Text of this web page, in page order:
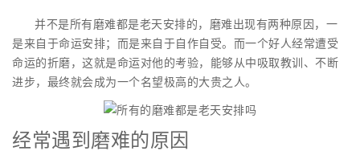
并不是所有磨难都是老天安排的，磨难出现有两种原因，一
是来自于命运安排；而是来自于自作自受。而一个好人经常遭受
命运的折磨，这就是命运对他的考验，能够从中吸取教训、不断
进步，最终就会成为一个名望极高的大贵之人。
经常遇到磨难的原因